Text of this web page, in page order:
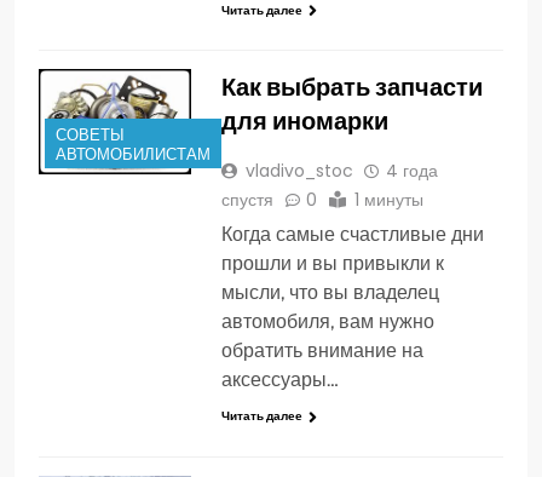
Читать далее
СОВЕТЫ
АВТОМОБИЛИСТАМ
Как выбрать запчасти
для иномарки
vladivo_stoc
4 года
спустя
0 1 минуты
Когда самые счастливые дни
прошли и вы привыкли к
мысли, что вы владелец
автомобиля, вам нужно
обратить внимание на
аксессуары…
Читать далее